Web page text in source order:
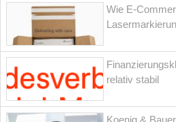
Wie E-
relativ stabil
Koenig &